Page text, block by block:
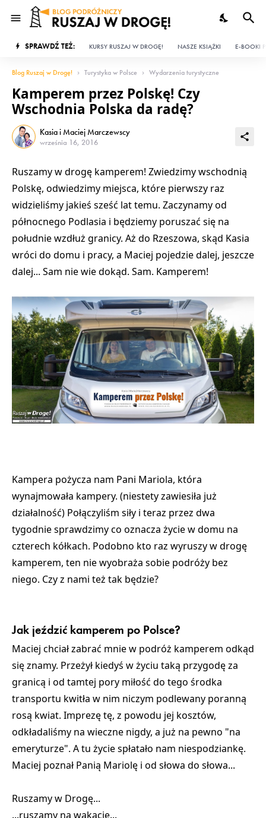
SPRAWDŹ TEŻ: KURSY RUSZAJ W DROGĘ! NASZE KSIĄŻKI E-BOOKI
Blog Ruszaj w Drogę! Turystyka w Polsce Wydarzenia turystyczne
Kamperem przez Polskę! Czy
Wschodnia Polska da radę?
Kasia i Maciej Marczewscy
września 16, 2016
Ruszamy w drogę kamperem! Zwiedzimy wschodnią
Polskę, odwiedzimy miejsca, które pierwszy raz
widzieliśmy jakieś sześć lat temu. Zaczynamy od
północnego Podlasia i będziemy poruszać się na
południe wzdłuż granicy. Aż do Rzeszowa, skąd Kasia
wróci do domu i pracy, a Maciej pojedzie dalej, jeszcze
dalej... Sam nie wie dokąd. Sam. Kamperem!
Kampera pożycza nam Pani Mariola, która
wynajmowała kampery. (niestety zawiesiła już
działalność) Połączyliśm siły i teraz przez dwa
tygodnie sprawdzimy co oznacza życie w domu na
czterech kółkach. Podobno kto raz wyruszy w drogę
kamperem, ten nie wyobraża sobie podróży bez
niego. Czy z nami też tak będzie?
Jak jeździć kamperem po Polsce?
Maciej chciał zabrać mnie w podróż kamperem odkąd
się znamy. Przeżył kiedyś w życiu taką przygodę za
granicą i od tamtej pory miłość do tego środka
transportu kwitła w nim niczym podlewany poranną
rosą kwiat. Imprezę tę, z powodu jej kosztów,
odkładaliśmy na wieczne nigdy, a już na pewno "na
emeryturze". A tu życie spłatało nam niespodziankę.
Maciej poznał Panią Mariolę i od słowa do słowa...
Ruszamy w Drogę...
...ruszamy na wakacje...